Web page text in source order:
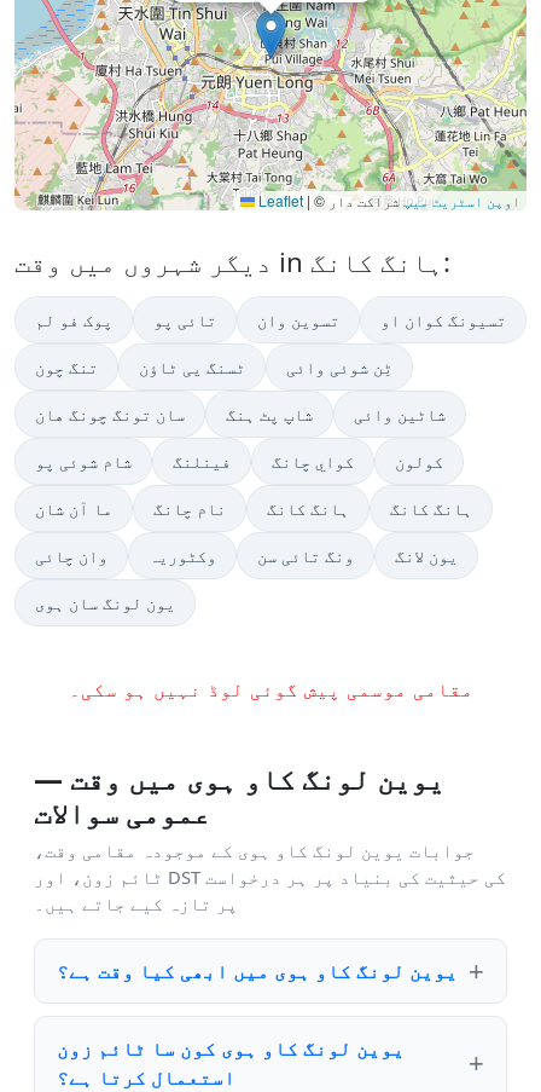
Leaflet | © اوپن اسٹریٹ میپشراکت دار
دیگر شہروں میں وقت in ہانگ کانگ:
پوک فو لم تائی پو تسوین وان تسیونگ کوان او
تنگ چون ٹسنگ یی ٹاؤن ٹِن شوئی وائی
سان تونگ چونگ هان شاپ پٹ ہنگ شاٹین وائی
شام شوئی پو فینلنگ کواي چانگ کولون
ما آن شان نام چانگ ہانگ کانگ ہانگ کانگ
وان چائی وکٹوریہ ونگ تائی سن یون لانگ
یون لونگ سان ہوی
مقامی موسمی پیش گوئی لوڈ نہیں ہو سکی۔
یوین لونگ کاو ہوی میں وقت —
عمومی سوالات
جوابات یوین لونگ کاو ہوی کے موجودہ مقامی وقت،
ٹائم زون، اور DST کی حیثیت کی بنیاد پر ہر درخواست
پر تازہ کیے جاتے ہیں۔
یوین لونگ کاو ہوی میں ابھی کیا وقت ہے؟
یوین لونگ کاو ہوی کون سا ٹائم زون
استعمال کرتا ہے؟